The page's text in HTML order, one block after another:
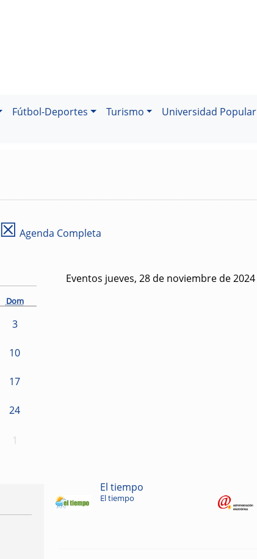
Fútbol-Deportes Turismo Universidad Popular
☒ Agenda Completa
Dom
3
10
17
24
1
Eventos jueves, 28 de noviembre de 2024
El tiempo
El tiempo